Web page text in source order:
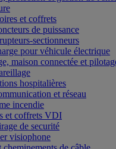
et coffrets
de puissance
sectionneurs
pour véhicule électrique
maison connectée et
hospitalières
et réseau
incendie
et coffrets VDI
de securité
visiophone